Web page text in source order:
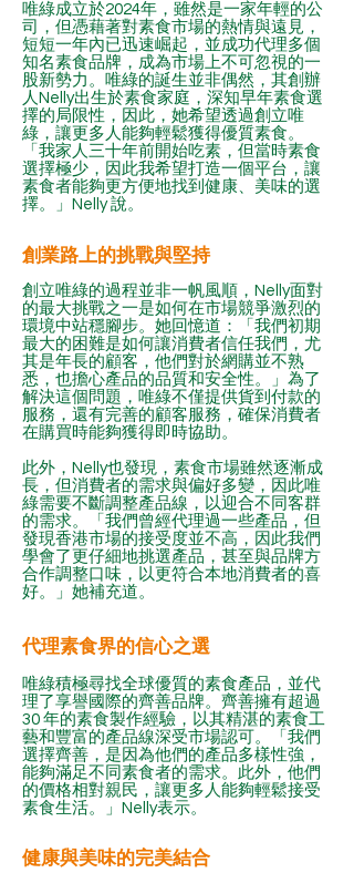
唯綠成立於2024年，雖然是一家年輕的公
司，但憑藉著對素食市場的熱情與遠見，
短短一年內已迅速崛起，並成功代理多個
知名素食品牌，成為市場上不可忽視的一
股新勢力。唯綠的誕生並非偶然，其創辦
人Nelly出生於素食家庭，深知早年素食選
擇的局限性，因此，她希望透過創立唯
綠，讓更多人能夠輕鬆獲得優質素食。
「我家人三十年前開始吃素，但當時素食
選擇極少，因此我希望打造一個平台，讓
素食者能夠更方便地找到健康、美味的選
擇。」Nelly 說。
創業路上的挑戰與堅持
創立唯綠的過程並非一帆風順，Nelly面對
的最大挑戰之一是如何在市場競爭激烈的
環境中站穩腳步。她回憶道：「我們初期
最大的困難是如何讓消費者信任我們，尤
其是年長的顧客，他們對於網購並不熟
悉，也擔心產品的品質和安全性。」為了
解決這個問題，唯綠不僅提供貨到付款的
服務，還有完善的顧客服務，確保消費者
在購買時能夠獲得即時協助。
此外，Nelly也發現，素食市場雖然逐漸成
長，但消費者的需求與偏好多變，因此唯
綠需要不斷調整產品線，以迎合不同客群
的需求。「我們曾經代理過一些產品，但
發現香港市場的接受度並不高，因此我們
學會了更仔細地挑選產品，甚至與品牌方
合作調整口味，以更符合本地消費者的喜
好。」她補充道。
代理素食界的信心之選
唯綠積極尋找全球優質的素食產品，並代
理了享譽國際的齊善品牌。齊善擁有超過
30 年的素食製作經驗，以其精湛的素食工
藝和豐富的產品線深受市場認可。「我們
選擇齊善，是因為他們的產品多樣性強，
能夠滿足不同素食者的需求。此外，他們
的價格相對親民，讓更多人能夠輕鬆接受
素食生活。」Nelly表示。
健康與美味的完美結合